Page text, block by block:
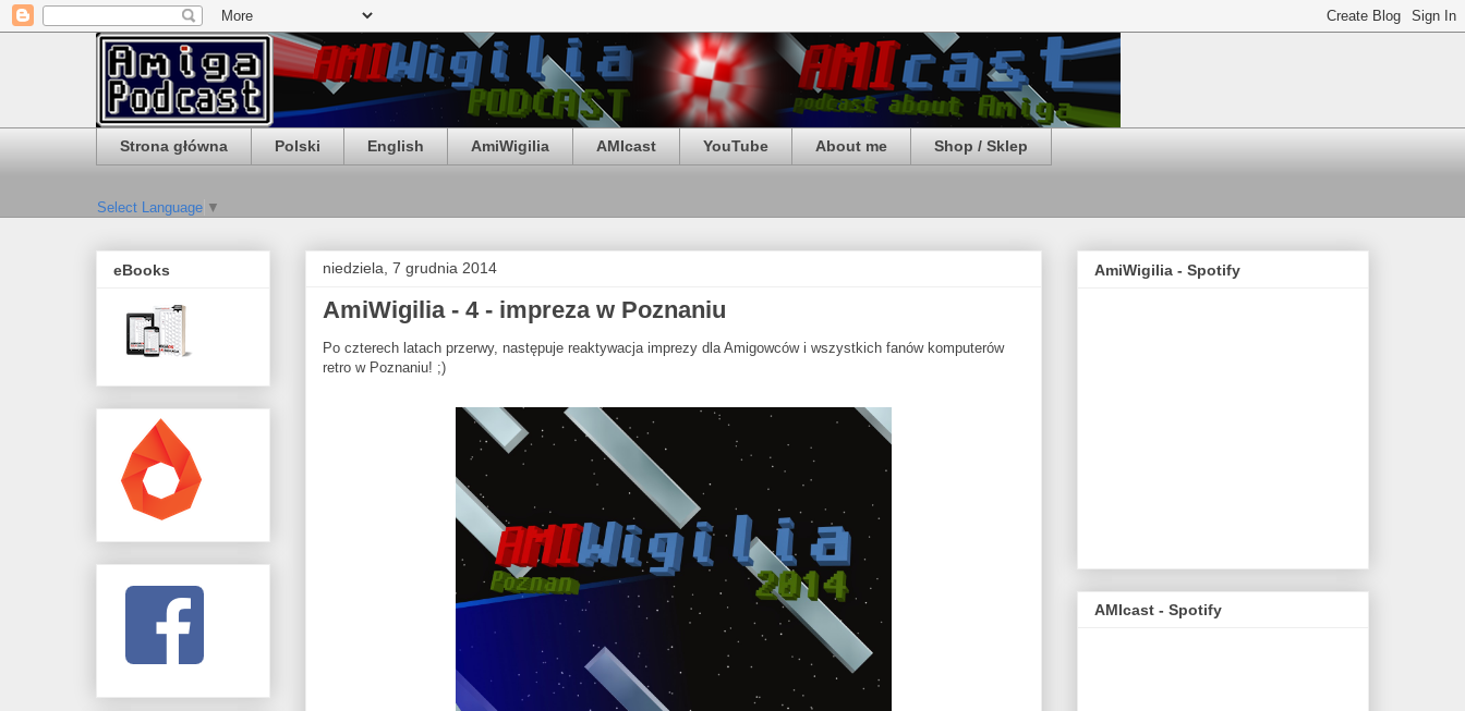
Strona główna Polski English AmiWigilia AMIcast YouTube About me Shop / Sklep
Select Language ▼
niedziela, 7 grudnia 2014
AmiWigilia - 4 - impreza w Poznaniu
Po czterech latach przerwy, następuje reaktywacja imprezy dla Amigowców i wszystkich fanów komputerów
retro w Poznaniu! ;)
eBooks AmiWigilia - Spotify
AMIcast - Spotify